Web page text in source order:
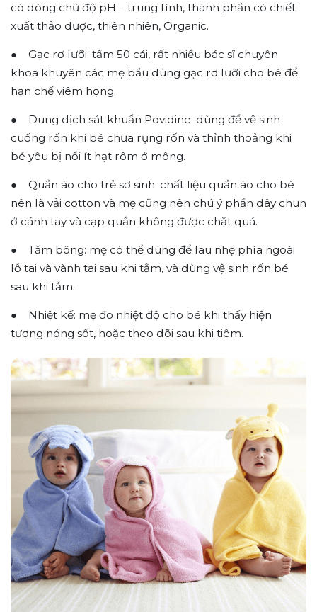
có dòng chữ độ pH – trung tính, thành phần có chiết
xuất thảo dược, thiên nhiên, Organic.
● Gạc rơ lưỡi: tầm 50 cái, rất nhiều bác sĩ chuyên
khoa khuyên các mẹ bầu dùng gạc rơ lưỡi cho bé để
hạn chế viêm họng.
● Dung dịch sát khuẩn Povidine: dùng để vệ sinh
cuống rốn khi bé chưa rụng rốn và thỉnh thoảng khi
bé yêu bị nổi ít hạt rôm ở mông.
● Quần áo cho trẻ sơ sinh: chất liệu quần áo cho bé
nên là vải cotton và mẹ cũng nên chú ý phần dây chun
ở cánh tay và cạp quần không được chặt quá.
● Tăm bông: mẹ có thể dùng để lau nhẹ phía ngoài
lỗ tai và vành tai sau khi tắm, và dùng vệ sinh rốn bé
sau khi tắm.
● Nhiệt kế: mẹ đo nhiệt độ cho bé khi thấy hiện
tượng nóng sốt, hoặc theo dõi sau khi tiêm.